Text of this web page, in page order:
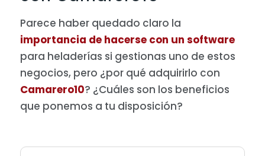
Parece haber quedado claro la
importancia de hacerse con un software
para heladerías si gestionas uno de estos
negocios, pero ¿por qué adquirirlo con
Camarero10? ¿Cuáles son los beneficios
que ponemos a tu disposición?